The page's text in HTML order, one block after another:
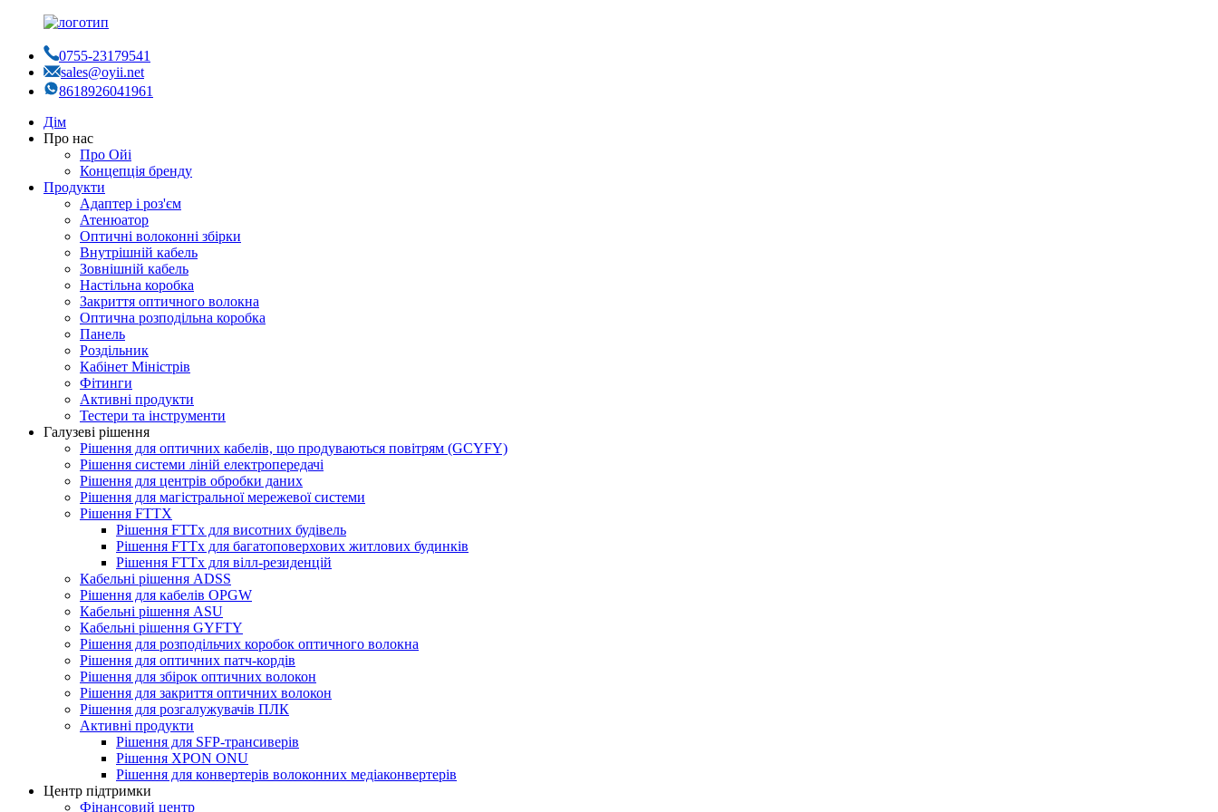
0755-23179541
sales@oyii.net
8618926041961
Дім
Про нас
Про Ойі
Концепція бренду
Продукти
Адаптер і роз'єм
Атенюатор
Оптичні волоконні збірки
Внутрішній кабель
Зовнішній кабель
Настільна коробка
Закриття оптичного волокна
Оптична розподільна коробка
Панель
Роздільник
Кабінет Міністрів
Фітинги
Активні продукти
Тестери та інструменти
Галузеві рішення
Рішення для оптичних кабелів, що продуваються повітрям (GCYFY)
Рішення системи ліній електропередачі
Рішення для центрів обробки даних
Рішення для магістральної мережевої системи
Рішення FTTX
Рішення FTTx для висотних будівель
Рішення FTTx для багатоповерхових житлових будинків
Рішення FTTx для вілл-резиденцій
Кабельні рішення ADSS
Рішення для кабелів OPGW
Кабельні рішення ASU
Кабельні рішення GYFTY
Рішення для розподільчих коробок оптичного волокна
Рішення для оптичних патч-кордів
Рішення для збірок оптичних волокон
Рішення для закриття оптичних волокон
Рішення для розгалужувачів ПЛК
Активні продукти
Рішення для SFP-трансиверів
Рішення XPON ONU
Рішення для конвертерів волоконних медіаконвертерів
Центр підтримки
Фінансовий центр